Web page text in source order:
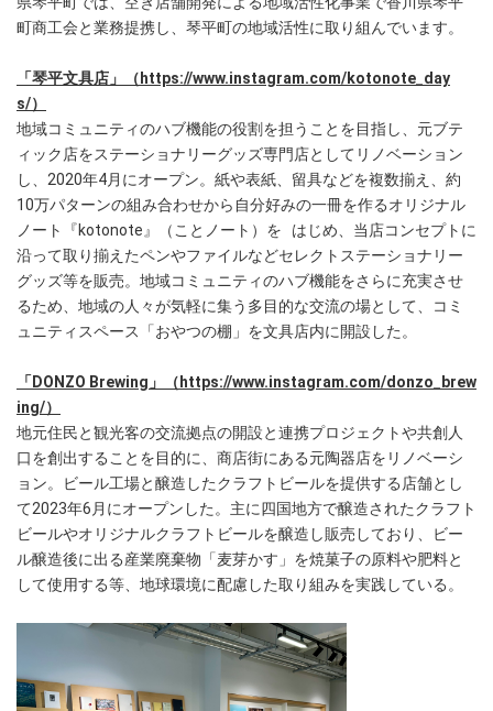
町商工会と業務提携し、琴平町の地域活性に取り組んでいます。
「琴平文具店」（ https://www.instagram.com/kotonote_day
s/）
地域コミュニティのハブ機能の役割を担うことを目指し、元ブテ
ィック店をステーショナリーグッズ専門店としてリノベーション
し、2020年4月にオープン。紙や表紙、留具などを複数揃え、約
10万パターンの組み合わせから自分好みの一冊を作るオリジナル
ノート『kotonote』（ことノート）を はじめ、当店コンセプトに
沿って取り揃えたペンやファイルなどセレクトステーショナリー
グッズ等を販売。地域コミュニティのハブ機能をさらに充実させ
るため、地域の人々が気軽に集う多目的な交流の場として、コミ
ュニティスペース「おやつの棚」を文具店内に開設した。
「DONZO Brewing」（ https://www.instagram.com/donzo_brew
ing/）
地元住民と観光客の交流拠点の開設と連携プロジェクトや共創人
口を創出することを目的に、商店街にある元陶器店をリノベーシ
ョン。ビール工場と醸造したクラフトビールを提供する店舗とし
て2023年6月にオープンした。主に四国地方で醸造されたクラフト
ビールやオリジナルクラフトビールを醸造し販売しており、ビー
ル醸造後に出る産業廃棄物「麦芽かす」を焼菓子の原料や肥料と
して使用する等、地球環境に配慮した取り組みを実践している。